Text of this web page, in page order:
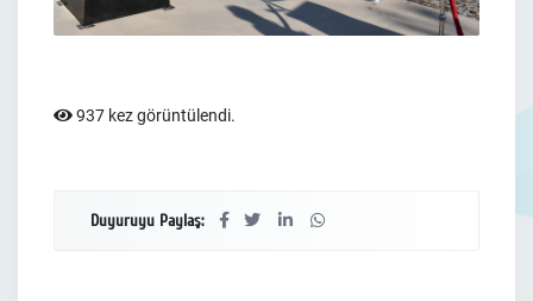
937 kez görüntülendi.
Duyuruyu Paylaş: